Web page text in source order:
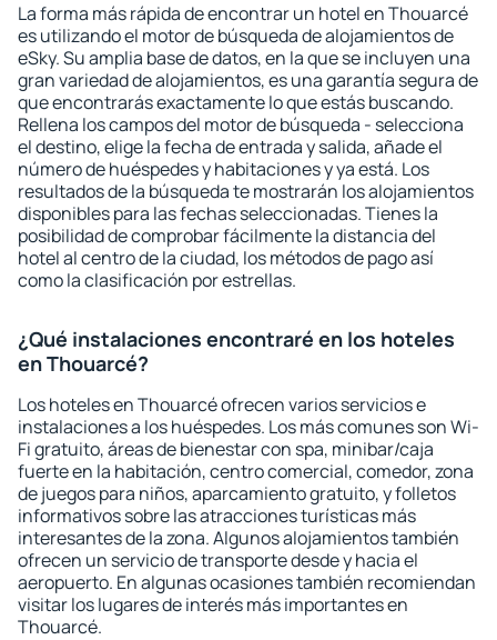
La forma más rápida de encontrar un hotel en Thouarcé
es utilizando el motor de búsqueda de alojamientos de
eSky. Su amplia base de datos, en la que se incluyen una
gran variedad de alojamientos, es una garantía segura de
que encontrarás exactamente lo que estás buscando.
Rellena los campos del motor de búsqueda - selecciona
el destino, elige la fecha de entrada y salida, añade el
número de huéspedes y habitaciones y ya está. Los
resultados de la búsqueda te mostrarán los alojamientos
disponibles para las fechas seleccionadas. Tienes la
posibilidad de comprobar fácilmente la distancia del
hotel al centro de la ciudad, los métodos de pago así
como la clasificación por estrellas.
¿Qué instalaciones encontraré en los hoteles
en Thouarcé?
Los hoteles en Thouarcé ofrecen varios servicios e
instalaciones a los huéspedes. Los más comunes son Wi-
Fi gratuito, áreas de bienestar con spa, minibar/caja
fuerte en la habitación, centro comercial, comedor, zona
de juegos para niños, aparcamiento gratuito, y folletos
informativos sobre las atracciones turísticas más
interesantes de la zona. Algunos alojamientos también
ofrecen un servicio de transporte desde y hacia el
aeropuerto. En algunas ocasiones también recomiendan
visitar los lugares de interés más importantes en
Thouarcé.